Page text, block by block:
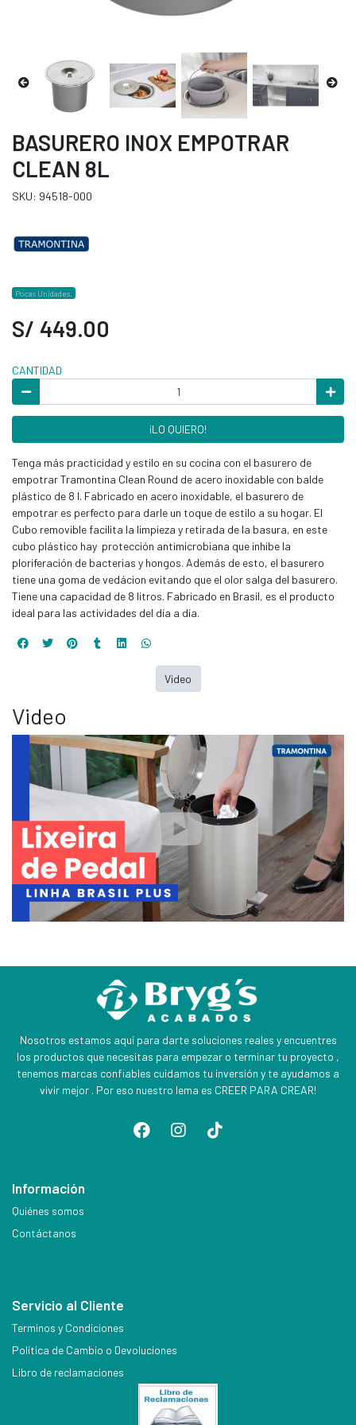
BASURERO INOX EMPOTRAR
CLEAN 8L
SKU: 94518-000
Pocas Unidades.
S/ 449.00
CANTIDAD
¡LO QUIERO!
Tenga más practicidad y estilo en su cocina con el basurero de
empotrar Tramontina Clean Round de acero inoxidable con balde
plástico de 8 l. Fabricado en acero inoxidable, el basurero de
empotrar es perfecto para darle un toque de estilo a su hogar. El
Cubo removible facilita la limpieza y retirada de la basura, en este
cubo plástico hay protección antimicrobiana que inhibe la
ploriferación de bacterias y hongos. Además de esto, el basurero
tiene una goma de vedácion evitando que el olor salga del basurero.
Tiene una capacidad de 8 litros. Fabricado en Brasil, es el producto
ideal para las actividades del día a día.
Video
Video
Nosotros estamos aquí para darte soluciones reales y encuentres
los productos que necesitas para empezar o terminar tu proyecto ,
tenemos marcas confiables cuidamos tu inversión y te ayudamos a
vivir mejor . Por eso nuestro lema es CREER PARA CREAR!
Información
Quiénes somos
Contáctanos
Servicio al Cliente
Terminos y Condiciones
Política de Cambio o Devoluciones
Libro de reclamaciones